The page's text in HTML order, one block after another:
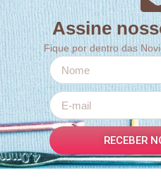
Assine
Fique por dentro das
RECEBER